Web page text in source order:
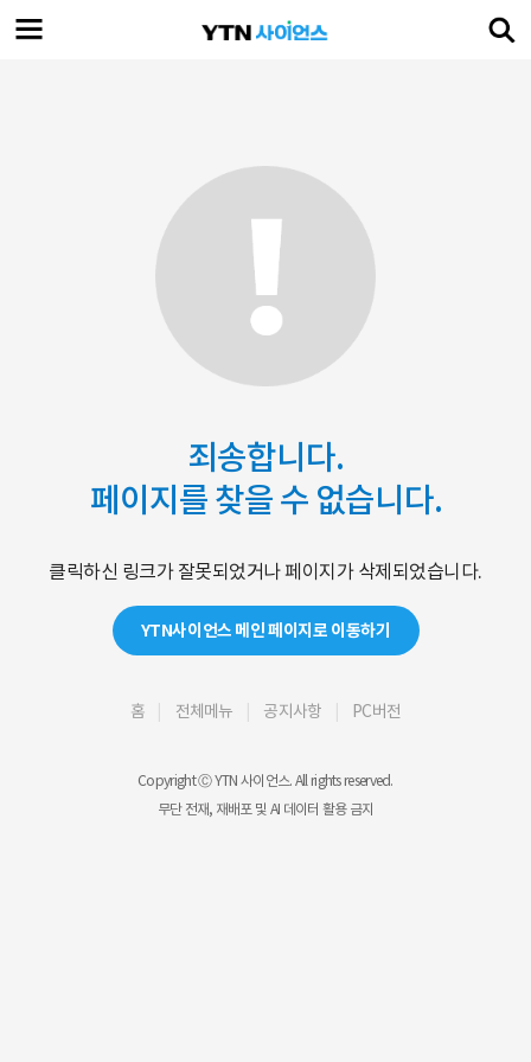
죄송합니다.
페이지를 찾을 수 없습니다.
클릭하신 링크가 잘못되었거나 페이지가 삭제되었습니다.
YTN사이언스 메인 페이지로 이동하기
홈 전체메뉴 공지사항 PC버전
Copyright Ⓒ YTN 사이언스. All rights reserved.
무단 전재, 재배포 및 AI 데이터 활용 금지